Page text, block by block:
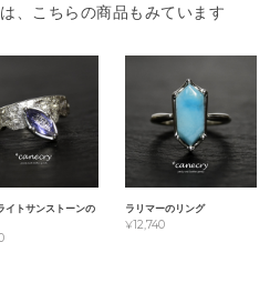
、こちらの商品もみています
イトサンストーンの
ラリマーのリング
¥12,740